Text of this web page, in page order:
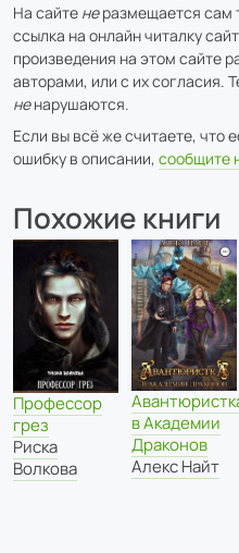
На сайте неразмещается сам
ссылка на онлайн читалку
произведения на этом сайте
авторами, или с их согласия.
ненарушаются.
Если вы всё же считаете, что
ошибку в описании, сообщите
Похожие книги
Профессор
грез
Риска
Волкова
в Академии
Драконов
Алекс Найт